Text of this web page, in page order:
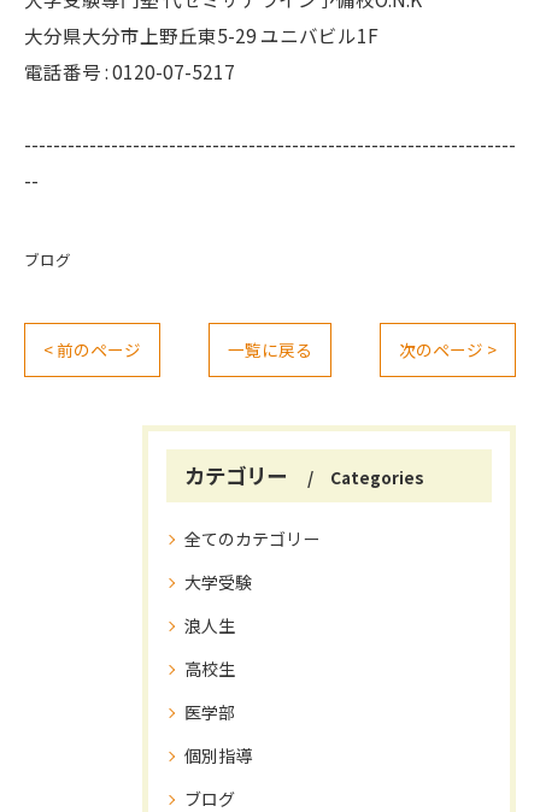
大分県大分市上野丘東5-29 ユニバビル1F
電話番号 : 0120-07-5217
--------------------------------------------------------------------
--
ブログ
< 前のページ 一覧に戻る 次のページ >
カテゴリー Categories
全てのカテゴリー
大学受験
浪人生
高校生
医学部
個別指導
ブログ